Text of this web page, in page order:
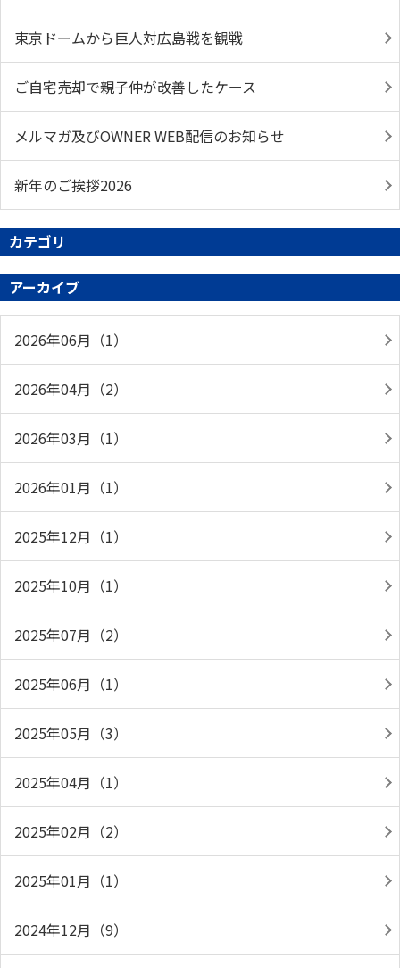
東京ドームから巨人対広島戦を観戦
ご自宅売却で親子仲が改善したケース
メルマガ及びOWNER WEB配信のお知らせ
新年のご挨拶2026
カテゴリ
アーカイブ
2026年06月（1）
2026年04月（2）
2026年03月（1）
2026年01月（1）
2025年12月（1）
2025年10月（1）
2025年07月（2）
2025年06月（1）
2025年05月（3）
2025年04月（1）
2025年02月（2）
2025年01月（1）
2024年12月（9）